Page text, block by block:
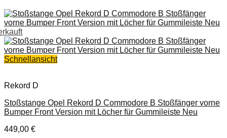
Schnellansicht
Rekord D
Stoßstange Opel Rekord D Commodore B Stoßfänger vorne
Bumper Front Version mit Löcher für Gummileiste Neu
449,00 €